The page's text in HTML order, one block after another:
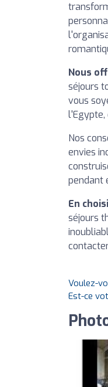
Nous
séjours
vous
l'Egypte,
Nos
envies
pendant
En
séjours
Voulez-
Est-ce